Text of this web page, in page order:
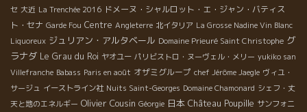
セ 大近 La Trenchée 2016 ドメーヌ・シャルロット・エ・ジャン・バティス
ト・セナ Garde Fou Centre Angleterre 北イタリア La Grosse Nadine Vin Blanc
Liquoreux ジュリアン・アルタベール Domaine Prieuré Saint Christophe グ
ラナダ Le Grau du Roi ヤオユー パリビストロ・ヌーヴェル・メリー yukiko san
Villefranche Babass Paris en août オザミグループ chef Jérôme Jaegle ヴィユ・
サージュ イーストライン社 Nuits Saint-Georges Domaine Chamonard シェフ・丈
天と地のエネルギー Olivier Cousin Géorgie 日本 Château Poupille サンフォニ